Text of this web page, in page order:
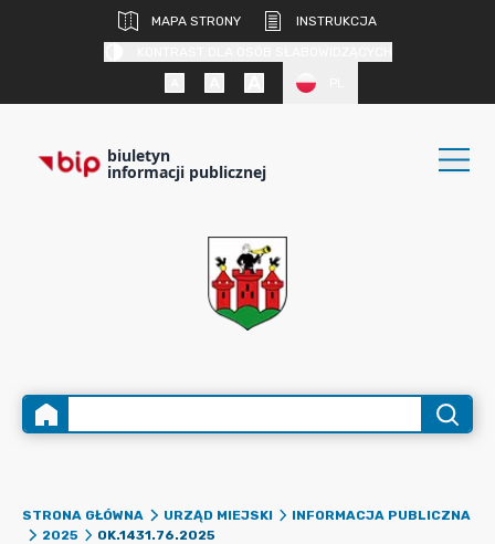
MAPA STRONY
INSTRUKCJA
biuletyn
informacji publicznej
STRONA GŁÓWNA URZĄD MIEJSKI
INFORMACJA PUBLICZNA
2025
OK.1431.76.2025